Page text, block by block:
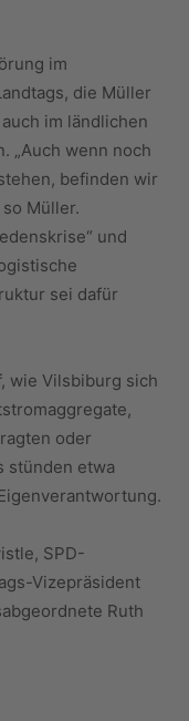
im
die Müller
im ländlichen
„Auch wenn noch
befinden wir
Müller.
und
sei dafür
wie Vilsbiburg sich
oder
stünden etwa
SPD-
Vizepräsident
Ruth